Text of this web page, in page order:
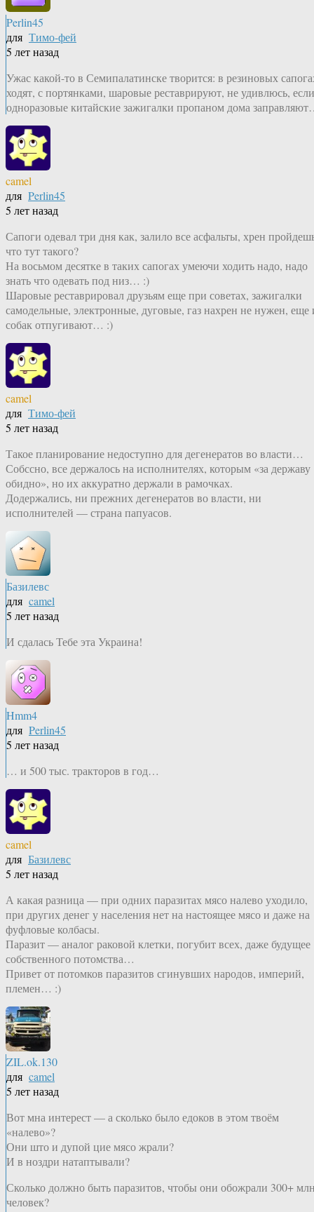
Perlin45
для Тимо-фей
5 лет назад
Ужас какой-то в Семипалатинске творится: в резиновых
ходят, с портянками, шаровые реставрируют, не удивлюсь, если
одноразовые китайские зажигалки пропаном дома
camel
для Perlin45
5 лет назад
Сапоги одевал три дня как, залило все асфальты, хрен
что тут такого?
На восьмом десятке в таких сапогах умеючи ходить надо, надо
знать что одевать под низ… :)
Шаровые реставрировал друзьям еще при советах, зажигалки
самодельные, электронные, дуговые, газ нахрен не нужен, еще
собак отпугивают… :)
camel
для Тимо-фей
5 лет назад
Такое планирование недоступно для дегенератов во власти…
Собссно, все держалось на исполнителях, которым «за державу
обидно», но их аккуратно держали в рамочках.
Додержались, ни прежних дегенератов во власти, ни
исполнителей — страна папуасов.
Базилевс
для camel
5 лет назад
И сдалась Тебе эта Украина!
Hmm4
для Perlin45
5 лет назад
… и 500 тыс. тракторов в год…
camel
для Базилевс
5 лет назад
А какая разница — при одних паразитах мясо налево уходило,
при других денег у населения нет на настоящее мясо и даже на
фуфловые колбасы.
Паразит — аналог раковой клетки, погубит всех, даже будущее
собственного потомства…
Привет от потомков паразитов сгинувших народов, империй,
племен… :)
ZIL.ok.130
для camel
5 лет назад
Вот мна интерест — а сколько было едоков в этом твоём
«налево»?
Они што и дупой цие мясо жрали?
И в ноздри натаптывали?
Сколько должно быть паразитов, чтобы они обожрали 300+
человек?